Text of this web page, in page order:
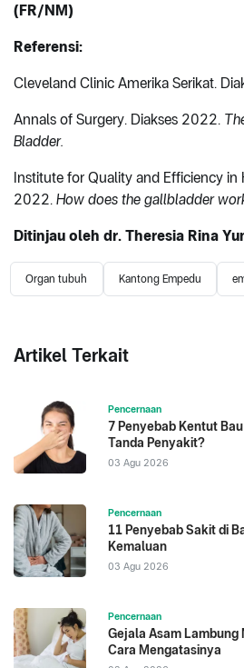
(FR/NM)
Referensi:
Cleveland Clinic Amerika Serikat.
Annals of Surgery. Diakses 2022.
Bladder.
Institute for Quality and Efficiency in
2022. How does the gallbladder
Ditinjau oleh dr. Theresia Rina
Organ tubuh Kantong Empedu
Artikel Terkait
Pencernaan
7 Penyebab Kentut
Tanda Penyakit?
03 Agu 2026
Pencernaan
11 Penyebab Sakit di
Kemaluan
03 Agu 2026
Pencernaan
Gejala Asam Lambung
Cara Mengatasinya